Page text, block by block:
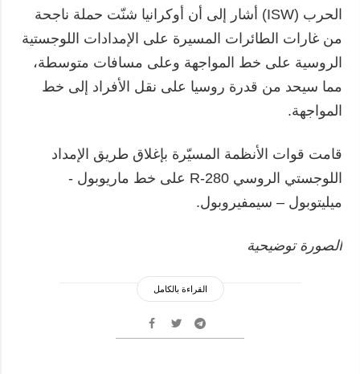
الحرب (ISW) أشار إلى أن أوكرانيا شنّت حملة ناجحة
من غارات الطائرات المسيرة على الإمدادات اللوجستية
الروسية على خط المواجهة وعلى مسافات متوسطة،
مما سيحد من قدرة روسيا على نقل الأفراد إلى خط
المواجهة.
قامت قوات الأنظمة المسيّرة بإغلاق طريق الإمداد
اللوجستي الروسي R-280 على خط ماريوبول -
ميليتوبول – سيمفيروبول.
الصورة توضيحية
القراءة بالكامل